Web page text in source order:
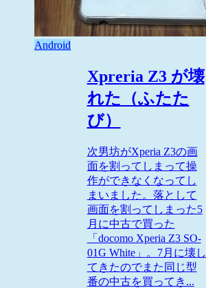
Android
Xpreria Z3 が壊
れた（ふたた
び）
次男坊がXperia Z3の画
面を割ってしまって操
作ができなくなってし
まいました。落として
画面を割ってしまった5
月に中古で買った
「docomo Xperia Z3 SO-
01G White」。7月に壊し
てきたのでまた同じ型
番の中古を買ってき...